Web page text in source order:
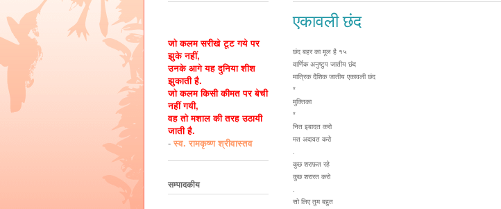
एकावली छंद
छंद बहर का मूल है १५
वार्णिक अनुष्टुप जातीय छंद
मात्रिक दैशिक जातीय एकावली छंद
*
मुक्तिका
*
नित इबादत करो
मत अदावत करो
कुछ शराफ़त रहे
कुछ शरारत करो
सो लिए तुम बहुत
जो कलम सरीखे टूट गये पर
झुके नहीं,
उनके आगे यह दुनिया शीश
झुकाती है.
जो कलम किसी कीमत पर बेची
नहीं गयी,
वह तो मशाल की तरह उठायी
जाती है.
- स्व. रामकृष्ण श्रीवास्तव
सम्पादकीय